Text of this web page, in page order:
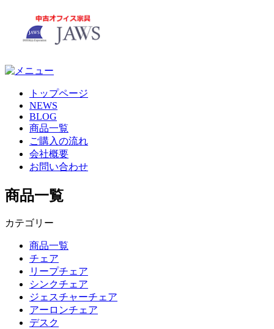
トップページ
NEWS
BLOG
商品一覧
ご購入の流れ
会社概要
お問い合わせ
商品一覧
カテゴリー
商品一覧
チェア
リープチェア
シンクチェア
ジェスチャーチェア
アーロンチェア
デスク